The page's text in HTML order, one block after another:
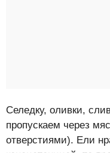
Селедку, оливки,
пропускаем через
отверстиями). Ели